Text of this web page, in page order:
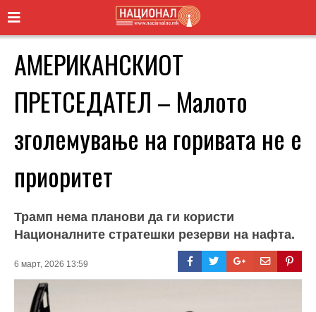
АМЕРИКАНСКИОТ
ПРЕТСЕДАТЕЛ – Малото
зголемување на горивата не е
приоритет
Трамп нема планови да ги користи
Националните стратешки резерви на нафта.
6 март, 2026 13:59